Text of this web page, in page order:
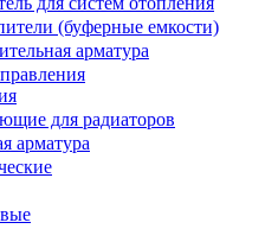
(буферные емкости)
арматура
для радиаторов
арматура